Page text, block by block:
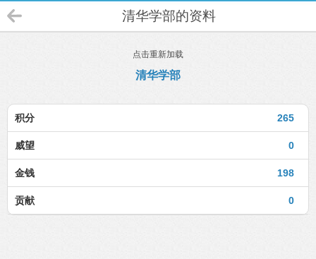
清华学部的资料
点击重新加载
清华学部
265
积分
0
威望
198
金钱
0
贡献